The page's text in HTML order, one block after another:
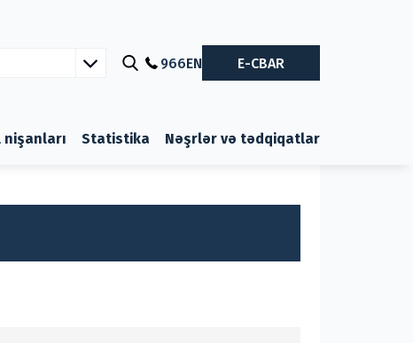
966EN E-CBAR
nişanları Statistika Nəşrlər və tədqiqatlar